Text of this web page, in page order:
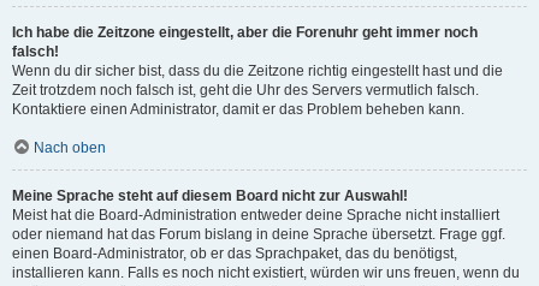
Ich habe die Zeitzone eingestellt, aber die Forenuhr geht immer noch
falsch!
Wenn du dir sicher bist, dass du die Zeitzone richtig eingestellt hast und die
Zeit trotzdem noch falsch ist, geht die Uhr des Servers vermutlich falsch.
Kontaktiere einen Administrator, damit er das Problem beheben kann.
Nach oben
Meine Sprache steht auf diesem Board nicht zur Auswahl!
Meist hat die Board-Administration entweder deine Sprache nicht installiert
oder niemand hat das Forum bislang in deine Sprache übersetzt. Frage ggf.
einen Board-Administrator, ob er das Sprachpaket, das du benötigst,
installieren kann. Falls es noch nicht existiert, würden wir uns freuen, wenn du